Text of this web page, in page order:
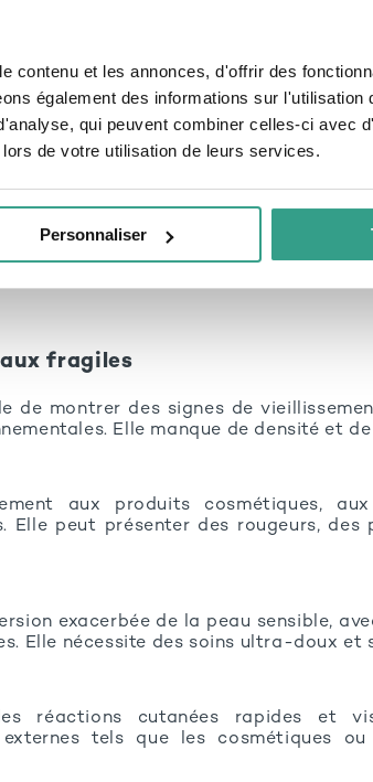
contenu et les annonces, d'offrir des
également des informations sur l'utilisation
qui peuvent combiner celles-ci avec
de votre utilisation de leurs services.
Personnaliser
tiraillements, picotements ou
et aux variations climatiques sont
dûe à des facteurs internes
fragiles
de montrer des signes de
Elle manque de densité et
aux produits cosmétiques,
peut présenter des rougeurs, des
exacerbée de la peau sensible,
Elle nécessite des soins ultra-doux et
réactions cutanées rapides et
tels que les cosmétiques